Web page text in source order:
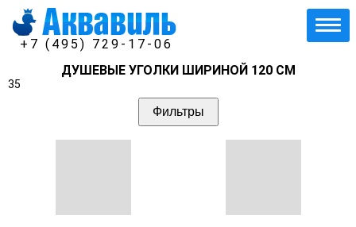
+7 (495) 729-17-06
ДУШЕВЫЕ УГОЛКИ ШИРИНОЙ 120 СМ
35
Фильтры